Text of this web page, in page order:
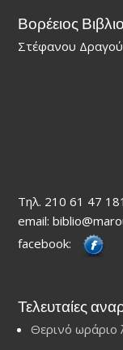
Βορέειος
Στέφανου
Τηλ. 210 61 47
email:
facebook:
Τελευταίες
Θερινό ωράριο